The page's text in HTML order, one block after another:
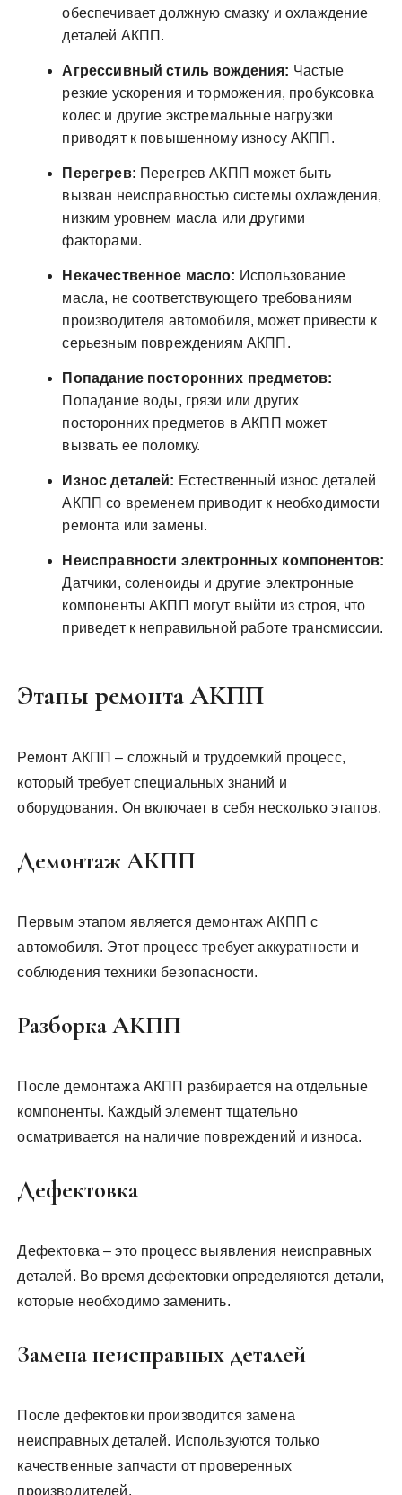
обеспечивает должную смазку и охлаждение
деталей АКПП.
Агрессивный стиль вождения: Частые
резкие ускорения и торможения, пробуксовка
колес и другие экстремальные нагрузки
приводят к повышенному износу АКПП.
Перегрев: Перегрев АКПП может быть
вызван неисправностью системы охлаждения,
низким уровнем масла или другими
факторами.
Некачественное масло: Использование
масла, не соответствующего требованиям
производителя автомобиля, может привести к
серьезным повреждениям АКПП.
Попадание посторонних предметов:
Попадание воды, грязи или других
посторонних предметов в АКПП может
вызвать ее поломку.
Износ деталей: Естественный износ деталей
АКПП со временем приводит к необходимости
ремонта или замены.
Неисправности электронных компонентов:
Датчики, соленоиды и другие электронные
компоненты АКПП могут выйти из строя, что
приведет к неправильной работе трансмиссии.
Этапы ремонта АКПП
Ремонт АКПП – сложный и трудоемкий процесс,
который требует специальных знаний и
оборудования. Он включает в себя несколько этапов.
Демонтаж АКПП
Первым этапом является демонтаж АКПП с
автомобиля. Этот процесс требует аккуратности и
соблюдения техники безопасности.
Разборка АКПП
После демонтажа АКПП разбирается на отдельные
компоненты. Каждый элемент тщательно
осматривается на наличие повреждений и износа.
Дефектовка
Дефектовка – это процесс выявления неисправных
деталей. Во время дефектовки определяются детали,
которые необходимо заменить.
Замена неисправных деталей
После дефектовки производится замена
неисправных деталей. Используются только
качественные запчасти от проверенных
производителей.